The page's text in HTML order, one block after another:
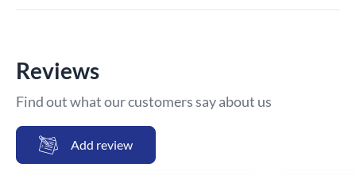
Reviews
Find out what our customers say about us
Add review